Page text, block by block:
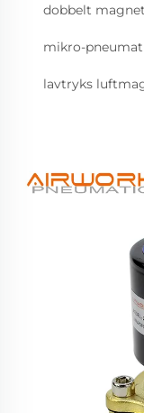
dobbelt
mikro-
lavtryks